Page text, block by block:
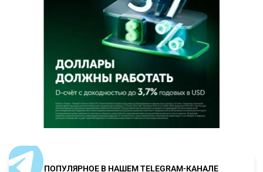
ПОПУЛЯРНОЕ В НАШЕМ TELEGRAM-КАНАЛЕ